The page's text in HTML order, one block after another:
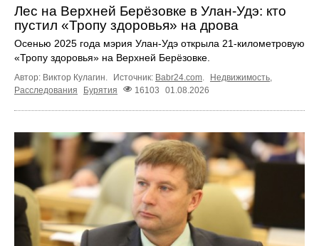
Лес на Верхней Берёзовке в Улан-Удэ: кто
пустил «Тропу здоровья» на дрова
Осенью 2025 года мэрия Улан-Удэ открыла 21-километровую
«Тропу здоровья» на Верхней Берёзовке.
Автор: Виктор Кулагин. Источник: Babr24.com. Недвижимость,
Расследования
Бурятия 16103 01.08.2026